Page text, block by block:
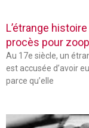
L’étrange
procès pour
Au 17e siècle, un
est accusée d’avoir
parce qu’elle